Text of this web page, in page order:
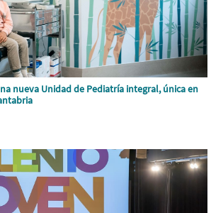
nueva Unidad de Pediatría integral, única en